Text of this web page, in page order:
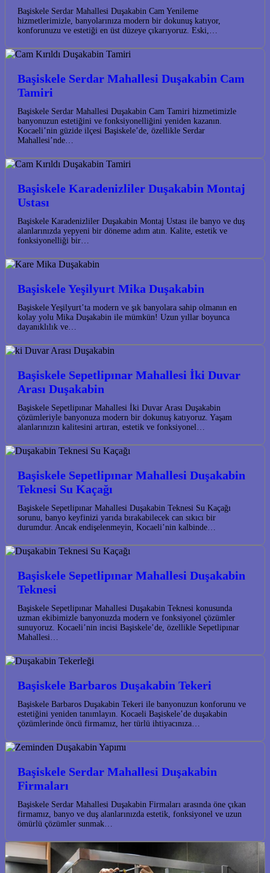
Başiskele Serdar Mahallesi Duşakabin Cam Yenileme
hizmetlerimizle, banyolarınıza modern bir dokunuş katıyor,
konforunuzu ve estetiği en üst düzeye çıkarıyoruz. Eski,…
Başiskele Serdar Mahallesi Duşakabin Cam
Tamiri
Başiskele Serdar Mahallesi Duşakabin Cam Tamiri hizmetimizle
banyonuzun estetiğini ve fonksiyonelliğini yeniden kazanın.
Kocaeli’nin güzide ilçesi Başiskele’de, özellikle Serdar
Mahallesi’nde…
Başiskele Karadenizliler Duşakabin Montaj
Ustası
Başiskele Karadenizliler Duşakabin Montaj Ustası ile banyo ve duş
alanlarınızda yepyeni bir döneme adım atın. Kalite, estetik ve
fonksiyonelliği bir…
Başiskele Yeşilyurt Mika Duşakabin
Başiskele Yeşilyurt’ta modern ve şık banyolara sahip olmanın en
kolay yolu Mika Duşakabin ile mümkün! Uzun yıllar boyunca
dayanıklılık ve…
Başiskele Sepetlipınar Mahallesi İki Duvar
Arası Duşakabin
Başiskele Sepetlipınar Mahallesi İki Duvar Arası Duşakabin
çözümleriyle banyonuza modern bir dokunuş katıyoruz. Yaşam
alanlarınızın kalitesini artıran, estetik ve fonksiyonel…
Başiskele Sepetlipınar Mahallesi Duşakabin
Teknesi Su Kaçağı
Başiskele Sepetlipınar Mahallesi Duşakabin Teknesi Su Kaçağı
sorunu, banyo keyfinizi yarıda bırakabilecek can sıkıcı bir
durumdur. Ancak endişelenmeyin, Kocaeli’nin kalbinde…
Başiskele Sepetlipınar Mahallesi Duşakabin
Teknesi
Başiskele Sepetlipınar Mahallesi Duşakabin Teknesi konusunda
uzman ekibimizle banyonuzda modern ve fonksiyonel çözümler
sunuyoruz. Kocaeli’nin incisi Başiskele’de, özellikle Sepetlipınar
Mahallesi…
Başiskele Barbaros Duşakabin Tekeri
Başiskele Barbaros Duşakabin Tekeri ile banyonuzun konforunu ve
estetiğini yeniden tanımlayın. Kocaeli Başiskele’de duşakabin
çözümlerinde öncü firmamız, her türlü ihtiyacınıza…
Başiskele Serdar Mahallesi Duşakabin
Firmaları
Başiskele Serdar Mahallesi Duşakabin Firmaları arasında öne çıkan
firmamız, banyo ve duş alanlarınızda estetik, fonksiyonel ve uzun
ömürlü çözümler sunmak…